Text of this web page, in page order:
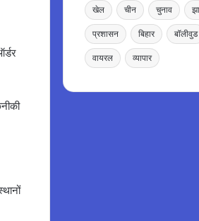
खेल चीन चुनाव
प्रशासन बिहार बॉलीवुड
वायरल व्यापार